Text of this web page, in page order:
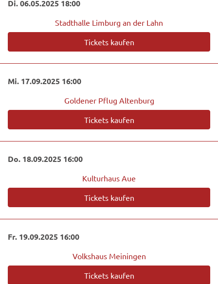
Di. 06.05.2025 18:00
Stadthalle Limburg an der Lahn
Tickets kaufen
Mi. 17.09.2025 16:00
Goldener Pflug Altenburg
Tickets kaufen
Do. 18.09.2025 16:00
Kulturhaus Aue
Tickets kaufen
Fr. 19.09.2025 16:00
Volkshaus Meiningen
Tickets kaufen